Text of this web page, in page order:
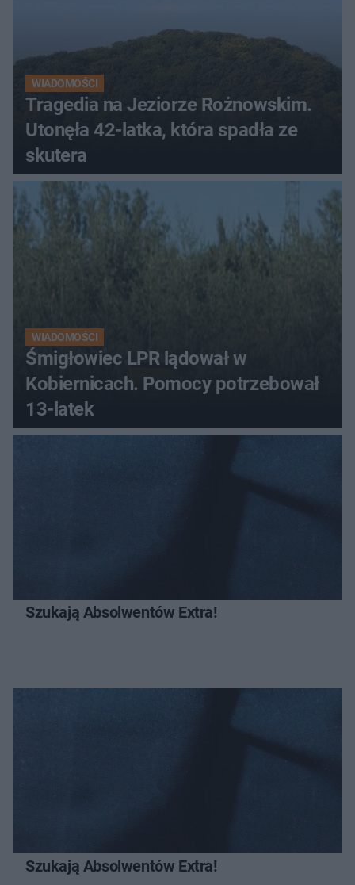
WIADOMOŚCI
Tragedia na Jeziorze Rożnowskim.
Utonęła 42-latka, która spadła ze
skutera
WIADOMOŚCI
Śmigłowiec LPR lądował w
Kobiernicach. Pomocy potrzebował
13-latek
Szukają Absolwentów Extra!
Szukają Absolwentów Extra!